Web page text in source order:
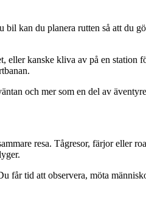
kan du planera rutten så att du
eller kanske kliva av på en
och mer som en del av
resa. Tågresor, färjor eller
får tid att observera, möta